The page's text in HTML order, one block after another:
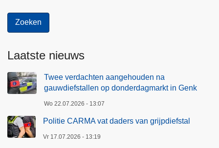
Laatste nieuws
Twee verdachten aangehouden na
gauwdiefstallen op donderdagmarkt in Genk
Wo 22.07.2026 - 13:07
Politie CARMA vat daders van grijpdiefstal
Vr 17.07.2026 - 13:19